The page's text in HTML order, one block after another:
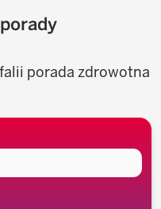
porada zdrowotna